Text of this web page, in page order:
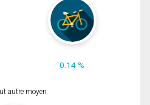
0.14 %
autre moyen